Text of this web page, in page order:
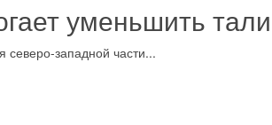
уменьшить
северо-западной части...